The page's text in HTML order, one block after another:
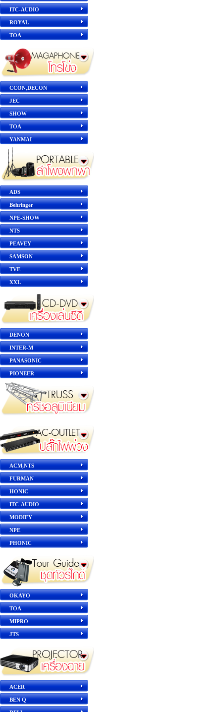
ITC-AUDIO
ROYAL
TOA
CCON,DECON
JEC
SHOW
TOA
YANMAI
ADS
Behringer
NPE-SHOW
NTS
PEAVEY
SAMSON
TVE
XXL
DENON
INTER-M
PANASONIC
PIONEER
ACM,NTS
FURMAN
HONIC
ITC-AUDIO
MODIFY
NPE
PHONIC
OKAYO
TOA
MIPRO
JTS
ACER
BEN Q